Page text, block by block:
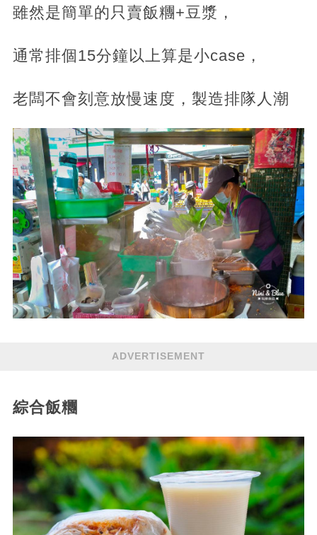
雖然是簡單的只賣飯糰+豆漿，
通常排個15分鐘以上算是小case，
老闆不會刻意放慢速度，製造排隊人潮
ADVERTISEMENT
綜合飯糰